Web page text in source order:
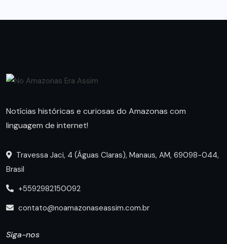
Notícias históricas e curiosas do Amazonas com
linguagem de internet!
Travessa Jaci, 4 (Águas Claras), Manaus, AM, 69098-044,
Brasil
+5592982150092
contato@noamazonaseassim.com.br
Siga-nos